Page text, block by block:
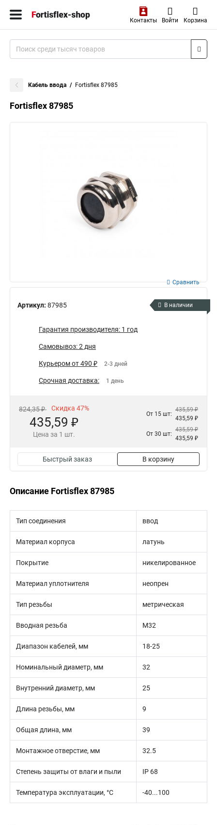
Контакты Войти Корзина
Кабель ввода Fortisflex 87985
Fortisflex 87985
Артикул: 87985
Сравнить
В наличии
Гарантия производителя: 1 год
Самовывоз: 2 дня
Курьером от 490 ₽ 2-3 дней
Срочная доставка: 1 день
824,35 ₽ Скидка 47%
435,59 ₽
Цена за 1 шт.
От 15 шт:
435,59 ₽
435,59 ₽
От 30 шт:
435,59 ₽
435,59 ₽
Быстрый заказ В корзину
Описание Fortisflex 87985
Тип соединения ввод
Материал корпуса латунь
Покрытие никелированное
Материал уплотнителя неопрен
Тип резьбы метрическая
Вводная резьба M32
Диапазон кабелей, мм 18-25
Номинальный диаметр, мм 32
Внутренний диаметр, мм 25
Длина резьбы, мм 9
Общая длина, мм 39
Монтажное отверстие, мм 32.5
Степень защиты от влаги и пыли IP 68
Температура эксплуатации, °С -40...100